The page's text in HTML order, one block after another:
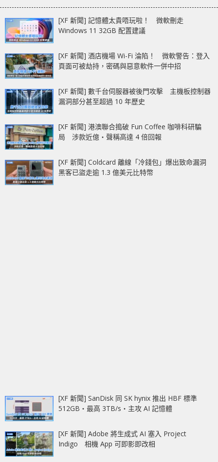
[XF 新聞] 記憶體太貴唔玩啦！ 微軟刪走
Windows 11 32GB 配置建議
[XF 新聞] 酒店機場 Wi-Fi 淪陷！ 微軟警告：登入
頁面可被劫持，密碼與惡意軟件一併中招
[XF 新聞] 數千台伺服器被後門攻擊 主機板控制器
漏洞部分甚至超過 10 年歷史
[XF 新聞] 港澳聯合搗破 Fun Coffee 咖啡科研騙
局 涉款近億‧聲稱高達 4 倍回報
[XF 新聞] Coldcard 離線「冷錢包」爆出致命漏洞
黑客已盜走逾 1.3 億美元比特幣
[XF 新聞] SanDisk 同 SK hynix 推出 HBF 標準
512GB‧最高 3TB/s‧主攻 AI 記憶體
[XF 新聞] Adobe 將生成式 AI 塞入 Project
Indigo 相機 App 可即影即改相